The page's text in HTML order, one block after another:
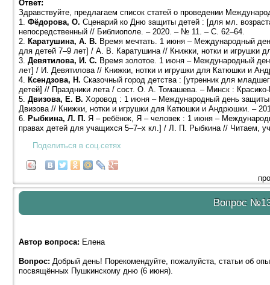
Ответ:
Здравствуйте, предлагаем список статей о проведении
1.Фёдорова, О. Сценарий ко Дню защиты детей : [для мл.
непосредственный // Библиополе. – 2020. – № 11. – С. 62–64.
2.
Каратушина, А. В. Время мечтать. 1 июня – Международный
для детей 7–9 лет] / А. В. Каратушина // Книжки, нотки и
3.Девятилова, И. С. Время золотое. 1 июня – Международный
лет] / И. Девятилова // Книжки, нотки и игрушки для Катюшки и
4.
Ксендзова, Н. Сказочный город детства : [утренник для
детей] // Праздники лета / сост. О. А. Томашева. – Минск :
5.Двизова, Е. В. Хоровод : 1 июня – Международный день
Двизова // Книжки, нотки и игрушки для Катюшки и Андрюшки. –
6.
Рыбкина, Л. П. Я – ребёнок, Я – человек : 1 июня –
правах детей для учащихся 5–7–х кл.] / Л. П. Рыбкина // Читаем,
Поделиться в соц.сетях
Вопрос
Автор вопроса: Елена
Вопрос: Добрый день! Порекомендуйте, пожалуйста, статьи об
посвящённых Пушкинскому дню (6 июня).